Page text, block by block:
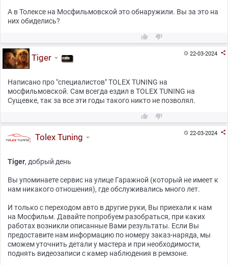
А в Толексе на Мосфильмовской это обнаружили. Вы за это на
них обиделись?
 
22-03-2024 
Tiger
Написано про "специалистов" TOLEX TUNING на
мосфильмовской. Сам всегда ездил в TOLEX TUNING на
Сущевке, так за все эти годы такого никто не позволял.
 
22-03-2024 
Tolex Tuning
Tiger, добрый день
Вы упоминаете сервис на улице Гаражной (который не имеет к
нам никакого отношения), где обслуживались много лет.
И только с переходом авто в другие руки, Вы приехали к нам
на Мосфильм. Давайте попробуем разобраться, при каких
работах возникли описанные Вами результаты. Если Вы
предоставите нам информацию по номеру заказ-наряда, мы
сможем уточнить детали у мастера и при необходимости,
поднять видеозаписи с камер наблюдения в ремзоне.